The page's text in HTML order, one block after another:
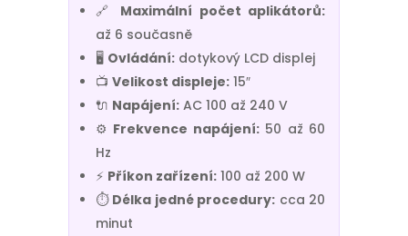
🔗 Maximální počet aplikátorů:
až 6 současně
🖥️ Ovládání:dotykový LCD displej
📺 Velikost displeje:15″
🔌 Napájení:AC 100 až 240 V
⚙️ Frekvence napájení:50 až 60
Hz
⚡ Příkon zařízení:100 až 200 W
⏱️ Délka jedné procedury: cca 20
minut